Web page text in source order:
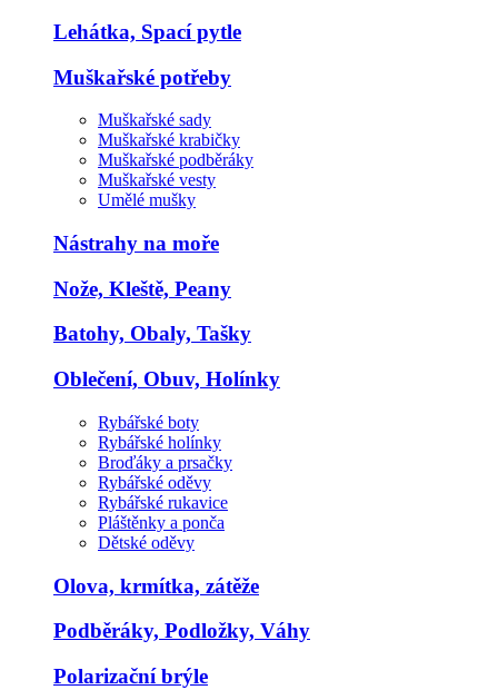
Lehátka, Spací pytle
Muškařské potřeby
Muškařské sady
Muškařské krabičky
Muškařské podběráky
Muškařské vesty
Umělé mušky
Nástrahy na moře
Nože, Kleště, Peany
Batohy, Obaly, Tašky
Oblečení, Obuv, Holínky
Rybářské boty
Rybářské holínky
Broďáky a prsačky
Rybářské oděvy
Rybářské rukavice
Pláštěnky a ponča
Dětské oděvy
Olova, krmítka, zátěže
Podběráky, Podložky, Váhy
Polarizační brýle